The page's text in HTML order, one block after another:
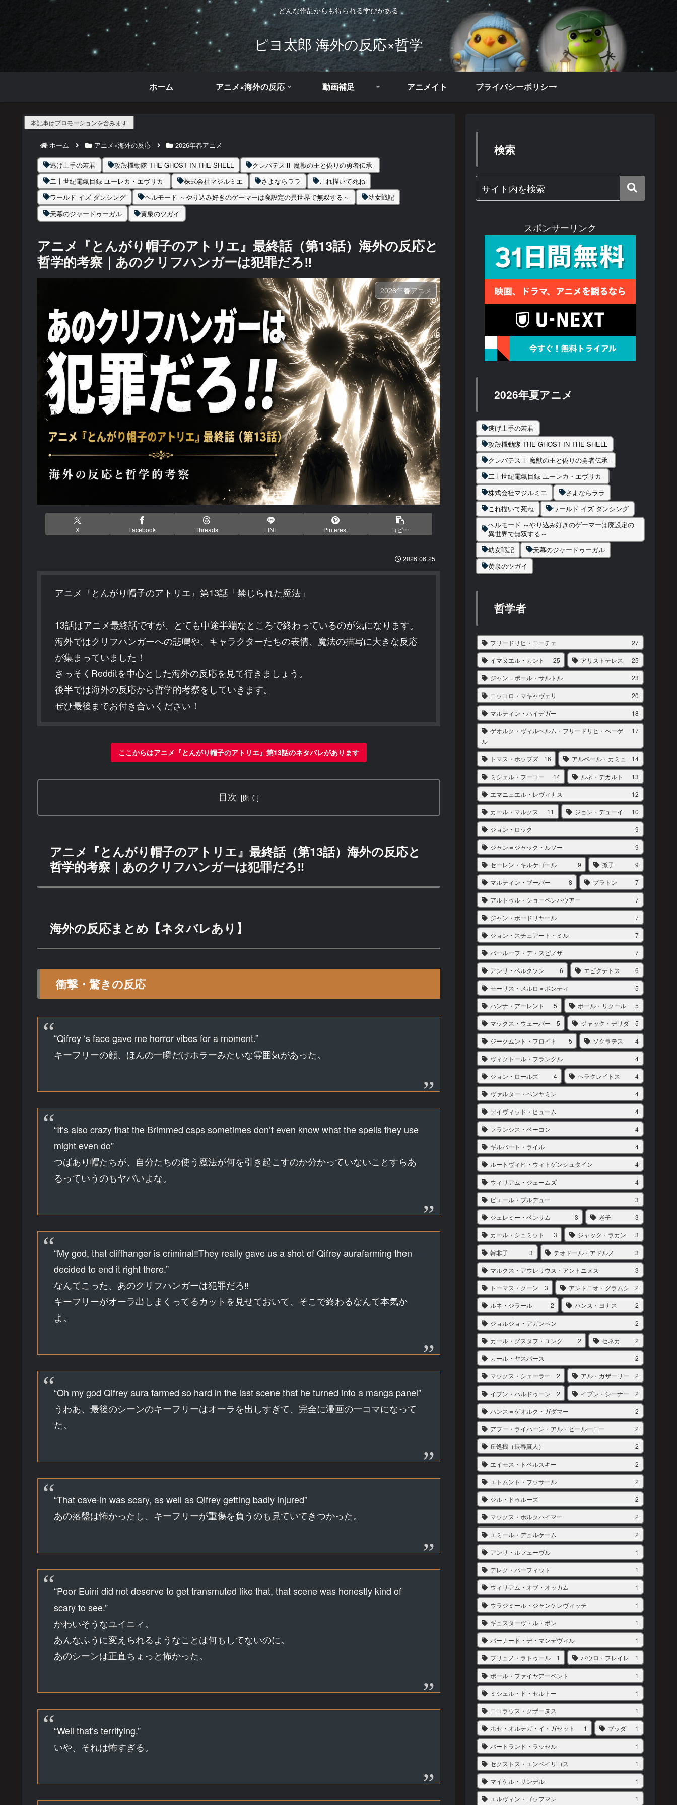
どんな作品からも得られる学びがある
ピヨ太郎 海外の反応×哲学
ホーム アニメ×海外の反応 動画補足 アニメイト プライバシーポリシー
本記事はプロモーションを含みます
ホーム アニメ×海外の反応 2026年春アニメ
逃げ上手の若君 攻殻機動隊 THE GHOST IN THE SHELL
クレバテスⅡ-魔獣の王と偽りの勇者伝承-
二十世紀電氣目録-ユーレカ・エヴリカ-
株式会社マジルミエ さよならララ
これ描いて死ね
ワールド イズ ダンシング
ヘルモード ～やり込み好きのゲーマーは廃設定の異世界で無双する～
幼女戦記
天幕のジャードゥーガル
黄泉のツガイ
アニメ『とんがり帽子のアトリエ』最終話（第13話）海外の反応と
哲学的考察｜あのクリフハンガーは犯罪だろ‼
2026年春アニメ
X Facebook Threads LINE Pinterest コピー
2026.06.25
アニメ『とんがり帽子のアトリエ』第13話「禁じられた魔法」
13話はアニメ最終話ですが、とても中途半端なところで終わっているのが気になります。
海外ではクリフハンガーへの悲鳴や、キャラクターたちの表情、魔法の描写に大きな反応
が集まっていました！
さっそくRedditを中心とした海外の反応を見て行きましょう。
後半では海外の反応から哲学的考察をしていきます。
ぜひ最後までお付き合いください！
ここからはアニメ『とんがり帽子のアトリエ』第13話のネタバレがあります
目次
アニメ『とんがり帽子のアトリエ』最終話（第13話）海外の反応と
哲学的考察｜あのクリフハンガーは犯罪だろ‼
海外の反応まとめ【ネタバレあり】
衝撃・驚きの反応
“Qifrey ‘s face gave me horror vibes for a moment.”
キーフリーの顔、ほんの一瞬だけホラーみたいな雰囲気があった。
“It’s also crazy that the Brimmed caps sometimes don’t even know what the spells they use
might even do”
つばあり帽たちが、自分たちの使う魔法が何を引き起こすのか分かっていないことすらあ
るっていうのもヤバいよな。
“My god, that cliffhanger is criminal‼They really gave us a shot of Qifrey aurafarming then
decided to end it right there.”
なんてこった、あのクリフハンガーは犯罪だろ‼
キーフリーがオーラ出しまくってるカットを見せておいて、そこで終わるなんて本気か
よ。
“Oh my god Qifrey aura farmed so hard in the last scene that he turned into a manga panel”
うわあ、最後のシーンのキーフリーはオーラを出しすぎて、完全に漫画の一コマになって
た。
“That cave-in was scary, as well as Qifrey getting badly injured”
あの落盤は怖かったし、キーフリーが重傷を負うのも見ていてきつかった。
“Poor Euini did not deserve to get transmuted like that, that scene was honestly kind of
scary to see.”
かわいそうなユイニィ。
あんなふうに変えられるようなことは何もしてないのに。
あのシーンは正直ちょっと怖かった。
“Well that’s terrifying.”
いや、それは怖すぎる。
検索
スポンサーリンク
2026年夏アニメ
逃げ上手の若君
攻殻機動隊 THE GHOST IN THE SHELL
クレバテスⅡ-魔獣の王と偽りの勇者伝承-
二十世紀電氣目録-ユーレカ・エヴリカ-
株式会社マジルミエ
さよならララ
これ描いて死ね
ワールド イズ ダンシング
ヘルモード ～やり込み好きのゲーマーは廃設定の
異世界で無双する～
幼女戦記
天幕のジャードゥーガル
黄泉のツガイ
哲学者
フリードリヒ・ニーチェ 27
イマヌエル・カント 25 アリストテレス 25
ジャン＝ポール・サルトル 23
ニッコロ・マキャヴェリ 20
マルティン・ハイデガー 18
ゲオルク・ヴィルヘルム・フリードリヒ・ヘーゲ
ル
17
トマス・ホッブズ 16 アルベール・カミュ 14
ミシェル・フーコー 14 ルネ・デカルト 13
エマニュエル・レヴィナス 12
カール・マルクス 11 ジョン・デューイ 10
ジョン・ロック 9
ジャン＝ジャック・ルソー 9
セーレン・キルケゴール 9 孫子 9
マルティン・ブーバー 8 プラトン 7
アルトゥル・ショーペンハウアー 7
ジャン・ボードリヤール 7
ジョン・スチュアート・ミル 7
バールーフ・デ・スピノザ 7
アンリ・ベルクソン 6 エピクテトス 6
モーリス・メルロ＝ポンティ 5
ハンナ・アーレント 5 ポール・リクール 5
マックス・ウェーバー 5 ジャック・デリダ 5
ジークムント・フロイト 5 ソクラテス 4
ヴィクトール・フランクル 4
ジョン・ロールズ 4 ヘラクレイトス 4
ヴァルター・ベンヤミン 4
デイヴィッド・ヒューム 4
フランシス・ベーコン 4
ギルバート・ライル 4
ルートヴィヒ・ウィトゲンシュタイン 4
ウィリアム・ジェームズ 4
ピエール・ブルデュー 3
ジェレミー・ベンサム 3 老子 3
カール・シュミット 3 ジャック・ラカン 3
韓非子 3 テオドール・アドルノ 3
マルクス・アウレリウス・アントニヌス 3
トーマス・クーン 3 アントニオ・グラムシ 2
ルネ・ジラール 2 ハンス・ヨナス 2
ジョルジョ・アガンベン 2
カール・グスタフ・ユング 2 セネカ 2
カール・ヤスパース 2
マックス・シェーラー 2 アル・ガザーリー 2
イブン・ハルドゥーン 2 イブン・シーナー 2
ハンス＝ゲオルク・ガダマー 2
アブー・ライハーン・アル・ビールーニー 2
丘処機（長春真人） 2
エイモス・トベルスキー 2
エトムント・フッサール 2
ジル・ドゥルーズ 2
マックス・ホルクハイマー 2
エミール・デュルケーム 2
アンリ・ルフェーヴル 1
デレク・パーフィット 1
ウィリアム・オブ・オッカム 1
ウラジミール・ジャンケレヴィッチ 1
ギュスターヴ・ル・ボン 1
バーナード・デ・マンデヴィル 1
ブリュノ・ラトゥール 1 パウロ・フレイレ 1
ポール・ファイヤアーベント 1
ミシェル・ド・セルトー 1
ニコラウス・クザーヌス 1
ホセ・オルテガ・イ・ガセット 1 ブッダ 1
バートランド・ラッセル 1
セクストス・エンペイリコス 1
マイケル・サンデル 1
エルヴィン・ゴッフマン 1